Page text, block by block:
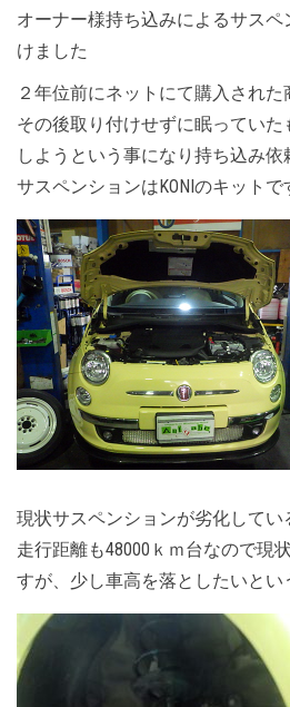
オーナー様持ち込みによるサス
けました
２年位前にネットにて購入され
その後取り付けせずに眠ってい
しようという事になり持ち込み
サスペンションはKONIのキットで
現状サスペンションが劣化してい
走行距離も48000ｋｍ台なので現
すが、少し車高を落としたいとい